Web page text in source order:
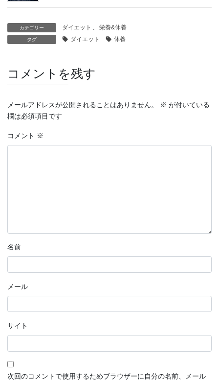
カテゴリー ダイエット 、 栄養&休養
タグ ダイエット 休養
コメントを残す
メールアドレスが公開されることはありません。 ※ が付いている
欄は必須項目です
コメント ※
名前
メール
サイト
次回のコメントで使用するためブラウザーに自分の名前、メール